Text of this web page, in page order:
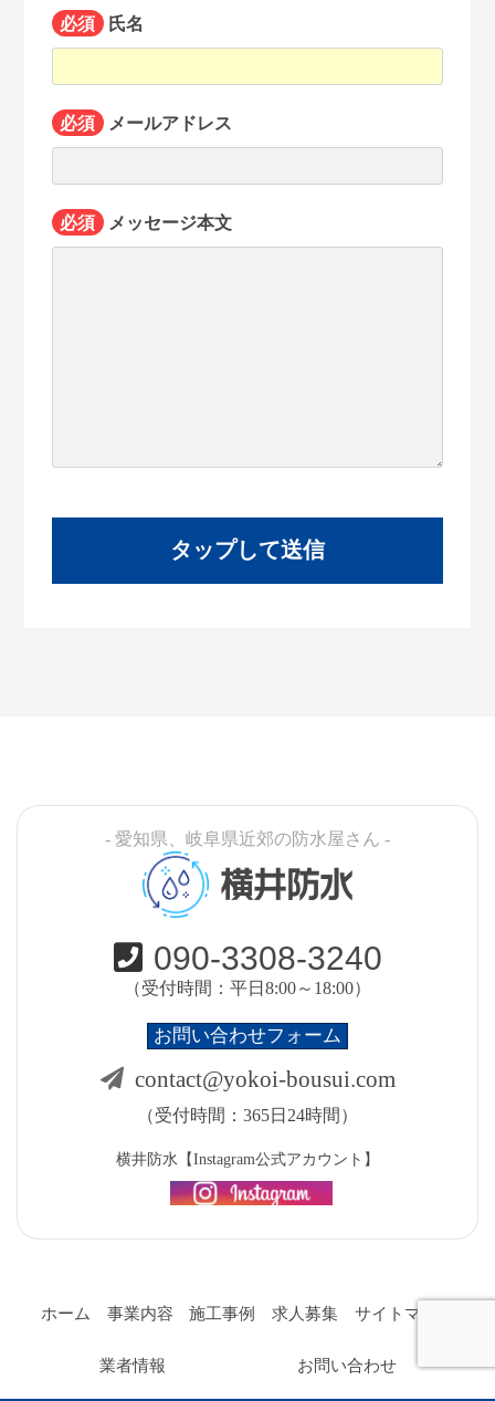
必須 氏名
必須 メールアドレス
必須 メッセージ本文
- 愛知県、岐阜県近郊の防水屋さん -
横井防水
090-3308-3240
（受付時間：平日8:00～18:00）
お問い合わせフォーム
contact@yokoi-bousui.com
（受付時間：365日24時間）
横井防水【Instagram公式アカウント】
ホーム 事業内容 施工事例 求人募集 サイトマップ
業者情報 お問い合わせ